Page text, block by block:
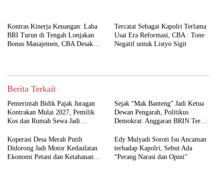
Kontras Kinerja Keuangan: Laba
BRI Turun di Tengah Lonjakan
Bonus Manajemen, CBA Desak
Tercatat Sebagai Kapolri Terlama
Usai Era Reformasi, CBA : Tone
Negatif untuk Listyo Sigit
Berita Terkait
Pemerintah Bidik Pajak Juragan
Kontrakan Mulai 2027, Pemilik
Kos dan Rumah Sewa Jadi
Sejak “Mak Banteng” Jadi Ketua
Dewan Pengarah, Politikus
Demokrat: Anggaran BRIN Terus
Koperasi Desa Merah Putih
Didorong Jadi Motor Kedaulatan
Ekonomi Petani dan Ketahanan
Edy Mulyadi Soroti Isu Ancaman
terhadap Kapolri, Sebut Ada
“Perang Narasi dan Opini”